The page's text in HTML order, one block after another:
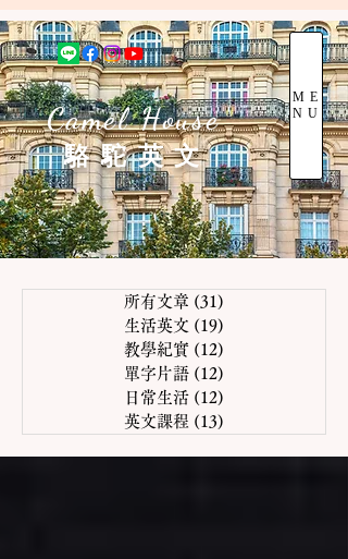
Camel House
駱 駝 英 文
ME
NU
所有文章 (31)
生活英文 (19)
教學紀實 (12)
單字片語 (12)
日常生活 (12)
英文課程 (13)